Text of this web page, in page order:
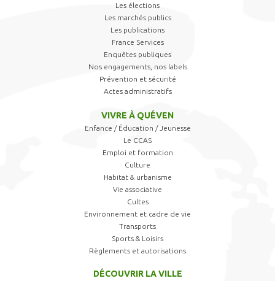
Les élections
Les marchés publics
Les publications
France Services
Enquêtes publiques
Nos engagements, nos labels
Prévention et sécurité
Actes administratifs
VIVRE À QUÉVEN
Enfance / Éducation / Jeunesse
Le CCAS
Emploi et formation
Culture
Habitat & urbanisme
Vie associative
Cultes
Environnement et cadre de vie
Transports
Sports & Loisirs
Règlements et autorisations
DÉCOUVRIR LA VILLE